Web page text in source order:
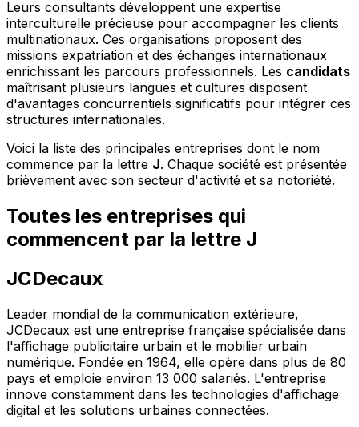
Leurs consultants développent une expertise
interculturelle précieuse pour accompagner les clients
multinationaux. Ces organisations proposent des
missions expatriation et des échanges internationaux
enrichissant les parcours professionnels. Les candidats
maîtrisant plusieurs langues et cultures disposent
d'avantages concurrentiels significatifs pour intégrer ces
structures internationales.
Voici la liste des principales entreprises dont le nom
commence par la lettre J. Chaque société est présentée
brièvement avec son secteur d'activité et sa notoriété.
Toutes les entreprises qui
commencent par la lettre J
JCDecaux
Leader mondial de la communication extérieure,
JCDecaux est une entreprise française spécialisée dans
l'affichage publicitaire urbain et le mobilier urbain
numérique. Fondée en 1964, elle opère dans plus de 80
pays et emploie environ 13 000 salariés. L'entreprise
innove constamment dans les technologies d'affichage
digital et les solutions urbaines connectées.